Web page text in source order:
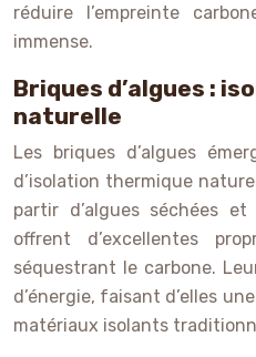
réduire l’empreinte
immense.
Briques d’algues :
naturelle
Les briques d’algues
d’isolation thermique
partir d’algues séchées
offrent d’excellentes
séquestrant le carbone.
d’énergie, faisant d’elles
matériaux isolants